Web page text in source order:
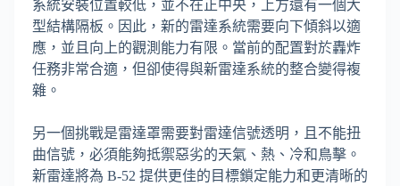
系統安裝位置較低，並不在正中央，上方還有一個大
型結構隔板。因此，新的雷達系統需要向下傾斜以適
應，並且向上的觀測能力有限。當前的配置對於轟炸
任務非常合適，但卻使得與新雷達系統的整合變得複
雜。
另一個挑戰是雷達罩需要對雷達信號透明，且不能扭
曲信號，必須能夠抵禦惡劣的天氣、熱、冷和鳥擊。
新雷達將為 B-52 提供更佳的目標鎖定能力和更清晰的